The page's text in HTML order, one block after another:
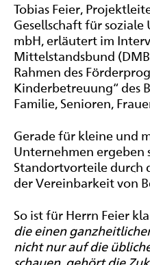
Tobias Feier,
Gesellschaft für
mbH, erläutert im
Mittelstandsbund
Rahmen des
Kinderbetreuung“ des
Familie, Senioren,
Gerade für kleine und
Unternehmen ergeben
Standortvorteile durch
der Vereinbarkeit von
So ist für Herrn Feier
die einen
nicht nur auf die
schauen, gehört die